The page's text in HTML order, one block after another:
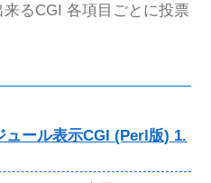
るCGI 各項目ごとに投票
ュール表示CGI (Perl版) 1.